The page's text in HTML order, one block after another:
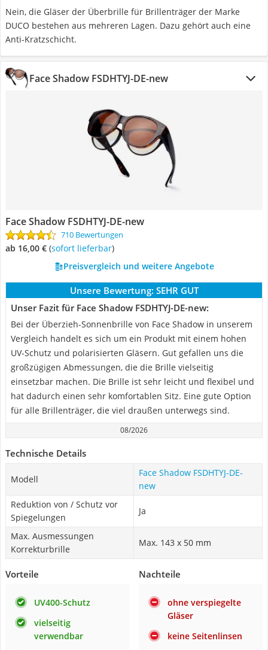
Nein, die Gläser der Überbrille für Brillenträger der Marke
DUCO bestehen aus mehreren Lagen. Dazu gehört auch eine
Anti-Kratzschicht.
Face Shadow FSDHTYJ-DE-new
Face Shadow FSDHTYJ-DE-new
710 Bewertungen
ab 16,00 € ( Sofort lieferbar)
Preisvergleich und weitere Angebote
Unsere Bewertung: SEHR GUT
Unser Fazit für Face Shadow FSDHTYJ-DE-new:
Bei der Überzieh-Sonnenbrille von Face Shadow in unserem
Vergleich handelt es sich um ein Produkt mit einem hohen
UV-Schutz und polarisierten Gläsern. Gut gefallen uns die
großzügigen Abmessungen, die die Brille vielseitig
einsetzbar machen. Die Brille ist sehr leicht und flexibel und
hat dadurch einen sehr komfortablen Sitz. Eine gute Option
für alle Brillenträger, die viel draußen unterwegs sind.
08/2026
Technische Details
Modell
Face Shadow FSDHTYJ-DE-
new
Reduktion von / Schutz vor
Spiegelungen
Ja
Max. Ausmessungen
Korrekturbrille
Max. 143 x 50 mm
Vorteile
UV400-Schutz
vielseitig
verwendbar
Nachteile
ohne verspiegelte
Gläser
keine Seitenlinsen